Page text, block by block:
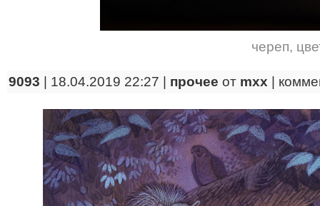
череп,
9093 | 18.04.2019 22:27 | прочее от mxx